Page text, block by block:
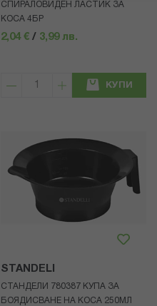
СПИРАЛОВИДЕН ЛАСТИК ЗА
КОСА 4БР
2,04 € / 3,99 лв.
КУПИ
STANDELI
СТАНДЕЛИ 780387 КУПА ЗА
БОЯДИСВАНЕ НА КОСА 250МЛ